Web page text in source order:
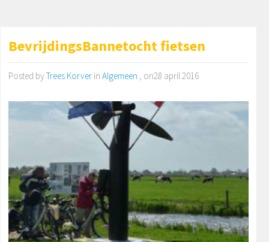
BevrijdingsBannetocht fietsen
Posted by Trees Korverin Algemeen , on28 april 2016